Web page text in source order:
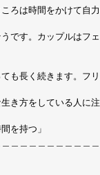
ろは時間をかけて自
です。カップルはフ
も長く続きます。フ
き方をしている人に
を持つ」